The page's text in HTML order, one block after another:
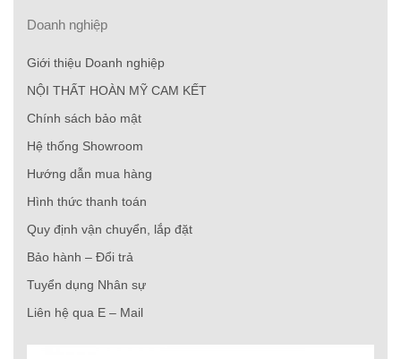
Doanh nghiệp
Giới thiệu Doanh nghiệp
NỘI THẤT HOÀN MỸ CAM KẾT
Chính sách bảo mật
Hệ thống Showroom
Hướng dẫn mua hàng
Hình thức thanh toán
Quy định vận chuyển, lắp đặt
Bảo hành – Đổi trả
Tuyển dụng Nhân sự
Liên hệ qua E – Mail